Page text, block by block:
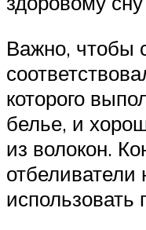
Важно, чтобы
которого
белье, и
из волокон.
отбеливатели